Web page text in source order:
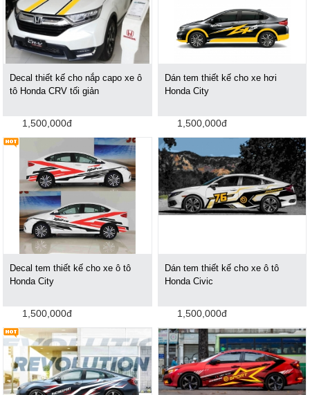
Decal thiết kế cho nắp capo xe ô
tô Honda CRV tối giản
1,500,000đ
Dán tem thiết kế cho xe hơi
Honda City
1,500,000đ
Decal tem thiết kế cho xe ô tô
Honda City
1,500,000đ
Dán tem thiết kế cho xe ô tô
Honda Civic
1,500,000đ